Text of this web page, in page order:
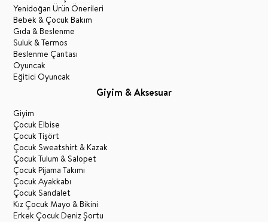
Yenidoğan Ürün Önerileri
Bebek & Çocuk Bakım
Gıda & Beslenme
Suluk & Termos
Beslenme Çantası
Oyuncak
Eğitici Oyuncak
Giyim & Aksesuar
Giyim
Çocuk Elbise
Çocuk Tişört
Çocuk Sweatshirt & Kazak
Çocuk Tulum & Salopet
Çocuk Pijama Takımı
Çocuk Ayakkabı
Çocuk Sandalet
Kız Çocuk Mayo & Bikini
Erkek Çocuk Deniz Şortu